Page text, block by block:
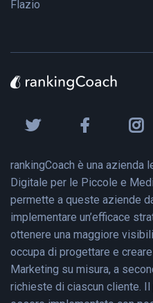
Flazio
rankingCoach è una azienda
Digitale per le Piccole e
permette a queste aziende
implementare un’efficace
ottenere una maggiore
occupa di progettare e
Marketing su misura, a
richieste di ciascun cliente.